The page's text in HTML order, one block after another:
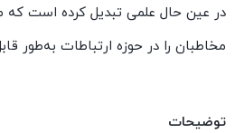
در عین حال علمی تبدیل کرده است که
مخاطبان را در حوزه ارتباطات به‌طور
توضیحات